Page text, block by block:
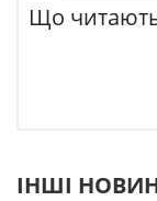
Що читають
ІНШІ